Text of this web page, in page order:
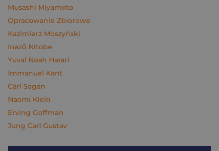
Musashi Miyamoto
Opracowanie Zbiorowe
Kazimierz Moszyński
Inazō Nitobe
Yuval Noah Harari
Immanuel Kant
Carl Sagan
Naomi Klein
Erving Goffman
Jung Carl Gustav